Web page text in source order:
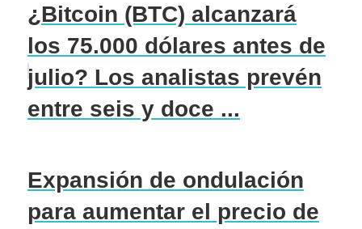
¿Bitcoin (BTC) alcanzará
los 75.000 dólares antes de
julio? Los analistas prevén
entre seis y doce ...
Expansión de ondulación
para aumentar el precio de